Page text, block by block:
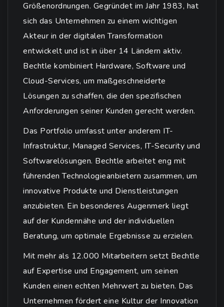
Größenordnungen. Gegründet im Jahr 1983, hat
sich das Unternehmen zu einem wichtigen
Akteur in der digitalen Transformation
entwickelt und ist in über 14 Ländern aktiv.
Bechtle kombiniert Hardware, Software und
Cloud-Services, um maßgeschneiderte
Lösungen zu schaffen, die den spezifischen
Anforderungen seiner Kunden gerecht werden.
Das Portfolio umfasst unter anderem IT-
Infrastruktur, Managed Services, IT-Security und
Softwarelösungen. Bechtle arbeitet eng mit
führenden Technologieanbietern zusammen, um
innovative Produkte und Dienstleistungen
anzubieten. Ein besonderes Augenmerk liegt
auf der Kundennähe und der individuellen
Beratung, um optimale Ergebnisse zu erzielen.
Mit mehr als 12.000 Mitarbeitern setzt Bechtle
auf Expertise und Engagement, um seinen
Kunden einen echten Mehrwert zu bieten. Das
Unternehmen fördert eine Kultur der Innovation